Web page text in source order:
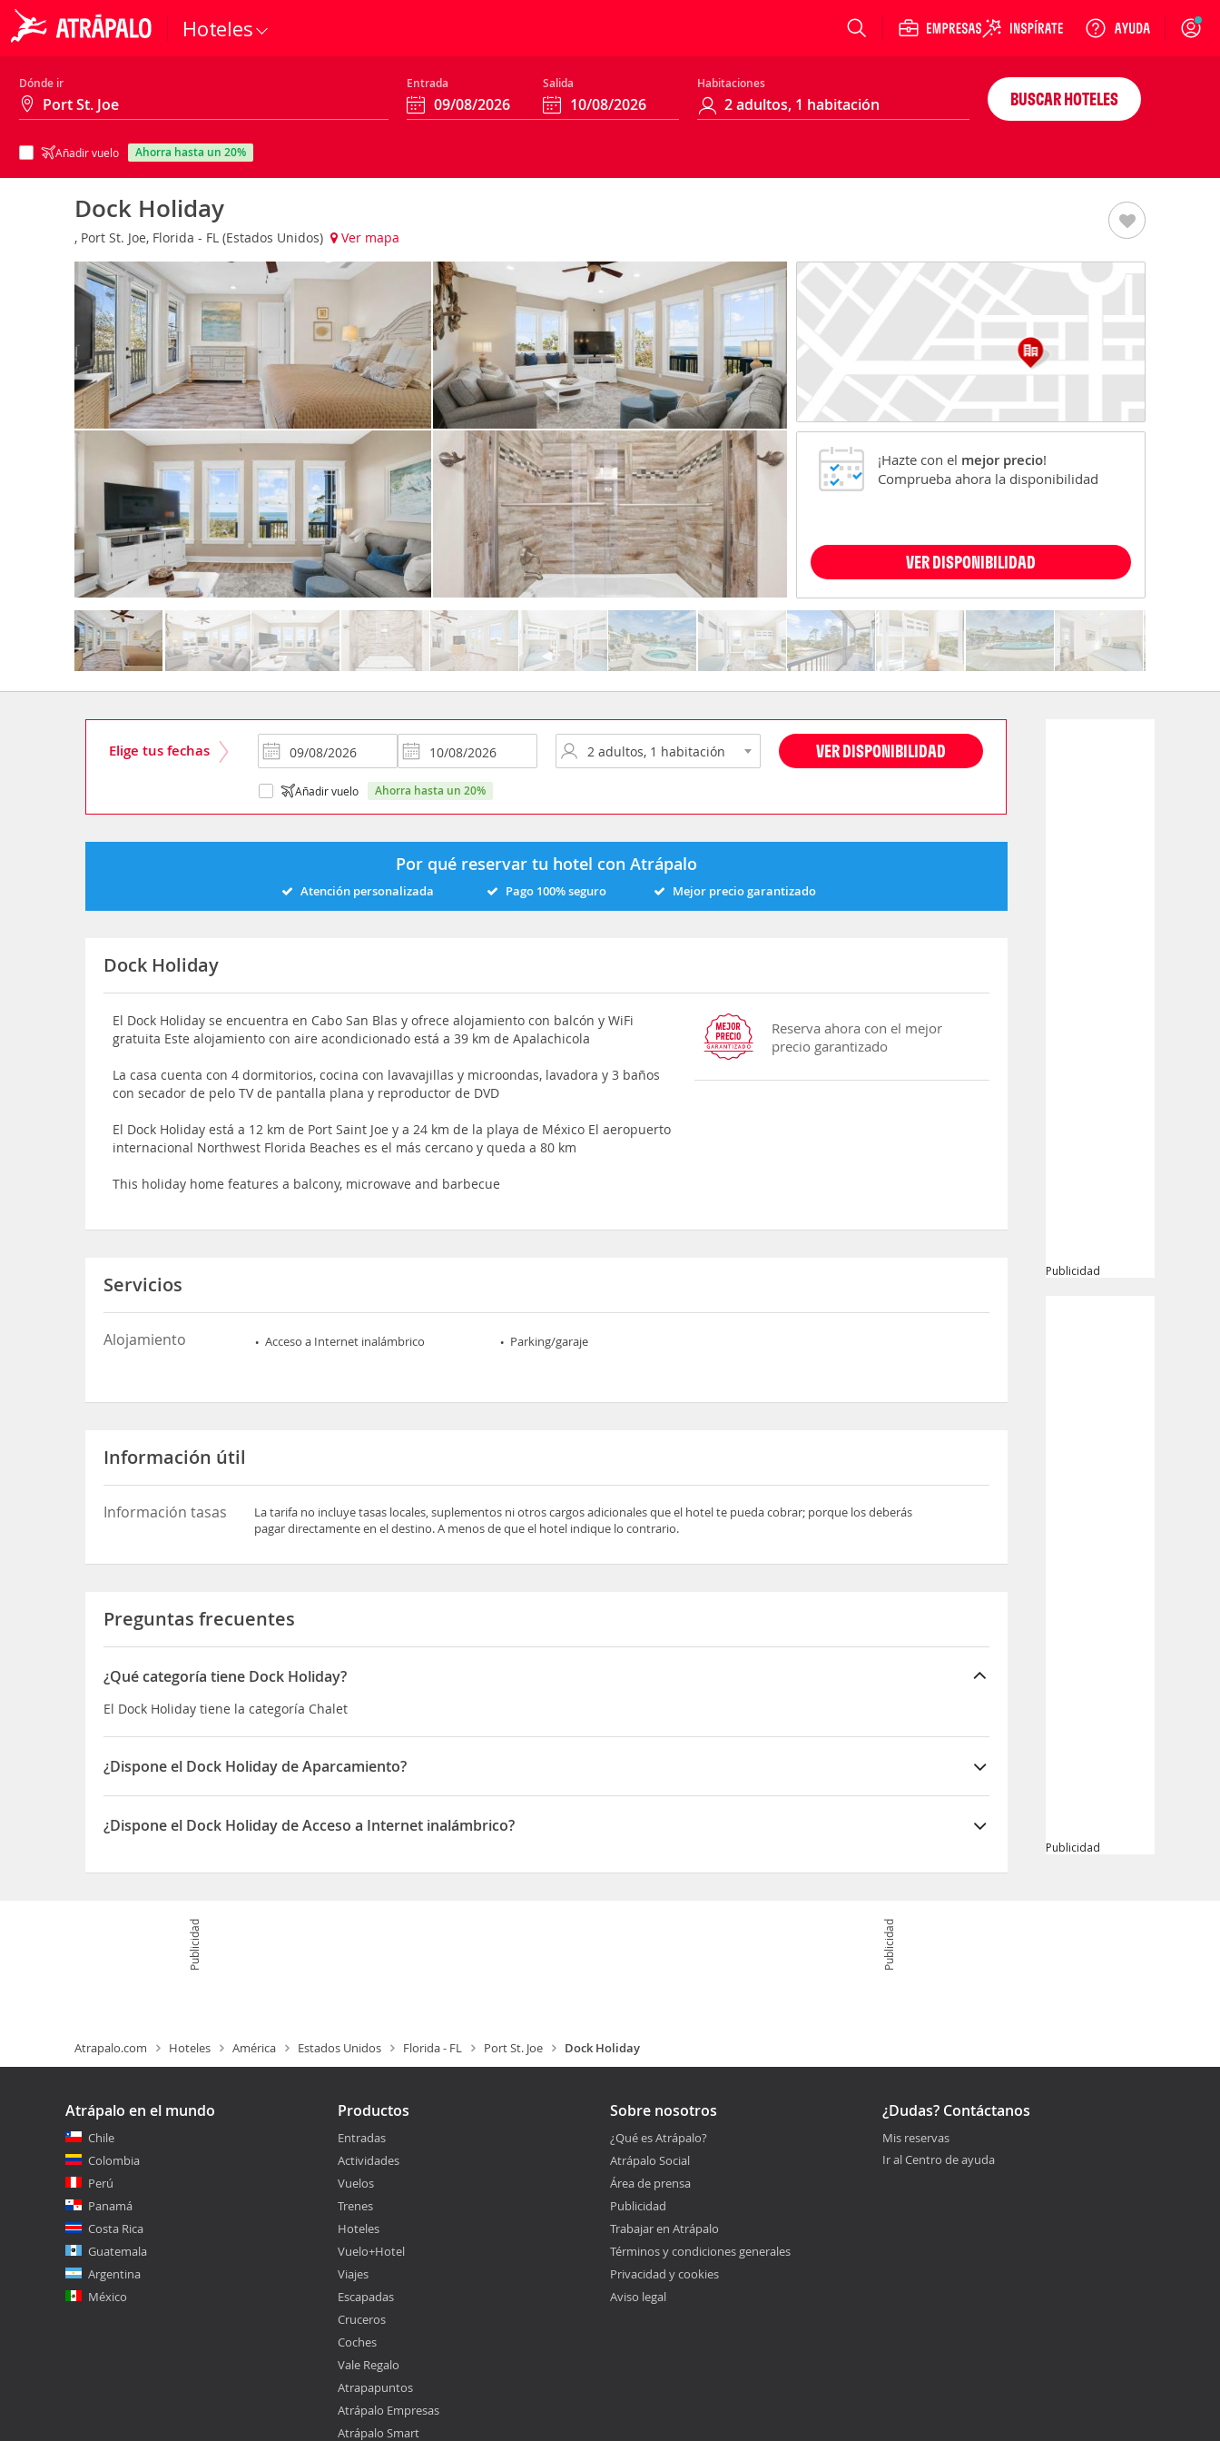
Hoteles Login
Dónde ir Entrada Salida Habitaciones
Añadir vuelo ahorra hasta un 20%
BUSCAR HOTELES
Dock Holiday
, Port St. Joe, Florida - FL (Estados Unidos) Ver mapa
¡Hazte con el mejor precio!
Comprueba ahora la disponibilidad
VER DISPONIBILIDAD
Elige tus fechas VER DISPONIBILIDAD
Añadir vuelo ahorra hasta un 20%
Por qué reservar tu hotel con Atrápalo
Atención personalizada Pago 100% seguro Mejor precio garantizado
Dock Holiday
El Dock Holiday se encuentra en Cabo San Blas y ofrece alojamiento con balcón y WiFi
gratuita Este alojamiento con aire acondicionado está a 39 km de Apalachicola
La casa cuenta con 4 dormitorios, cocina con lavavajillas y microondas, lavadora y 3 baños
con secador de pelo TV de pantalla plana y reproductor de DVD
El Dock Holiday está a 12 km de Port Saint Joe y a 24 km de la playa de México El aeropuerto
internacional Northwest Florida Beaches es el más cercano y queda a 80 km
This holiday home features a balcony, microwave and barbecue
Reserva ahora con el mejor
precio garantizado
Servicios
Alojamiento Acceso a Internet inalámbrico Parking/garaje
Información útil
Información tasas
La tarifa no incluye tasas locales, suplementos ni otros cargos adicionales que el hotel te pueda cobrar; porque los deberás
pagar directamente en el destino. A menos de que el hotel indique lo contrario.
Preguntas frecuentes
¿Qué categoría tiene Dock Holiday?
El Dock Holiday tiene la categoría Chalet
¿Dispone el Dock Holiday de Aparcamiento?
Sí, el Dock Holiday dispone de Aparcamiento
¿Dispone el Dock Holiday de Acceso a Internet inalámbrico?
Publicidad
Publicidad
Publicidad Publicidad
Atrapalo.com Hoteles América Estados Unidos Florida - FL Port St. Joe Dock Holiday
Atrápalo en el mundo
Chile
Colombia
Perú
Panamá
Costa Rica
Guatemala
Argentina
México
Productos
Entradas
Actividades
Vuelos
Trenes
Hoteles
Vuelo+Hotel
Viajes
Escapadas
Cruceros
Coches
Vale Regalo
Atrapapuntos
Atrápalo Empresas
Atrápalo Smart
Sobre nosotros
¿Qué es Atrápalo?
Atrápalo Social
Área de prensa
Publicidad
Trabajar en Atrápalo
Términos y condiciones generales
Privacidad y cookies
Aviso legal
¿Dudas? Contáctanos
Mis reservas
Ir al Centro de ayuda